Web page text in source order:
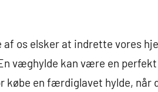
af os elsker at indrette vores
væghylde kan være en
købe en færdiglavet hylde, når